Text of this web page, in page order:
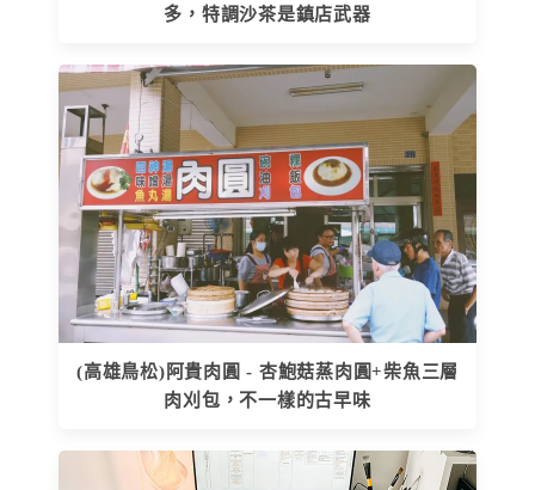
多，特調沙茶是鎮店武器
(高雄鳥松)阿貴肉圓 - 杏鮑菇蒸肉圓+柴魚三層
肉刈包，不一樣的古早味